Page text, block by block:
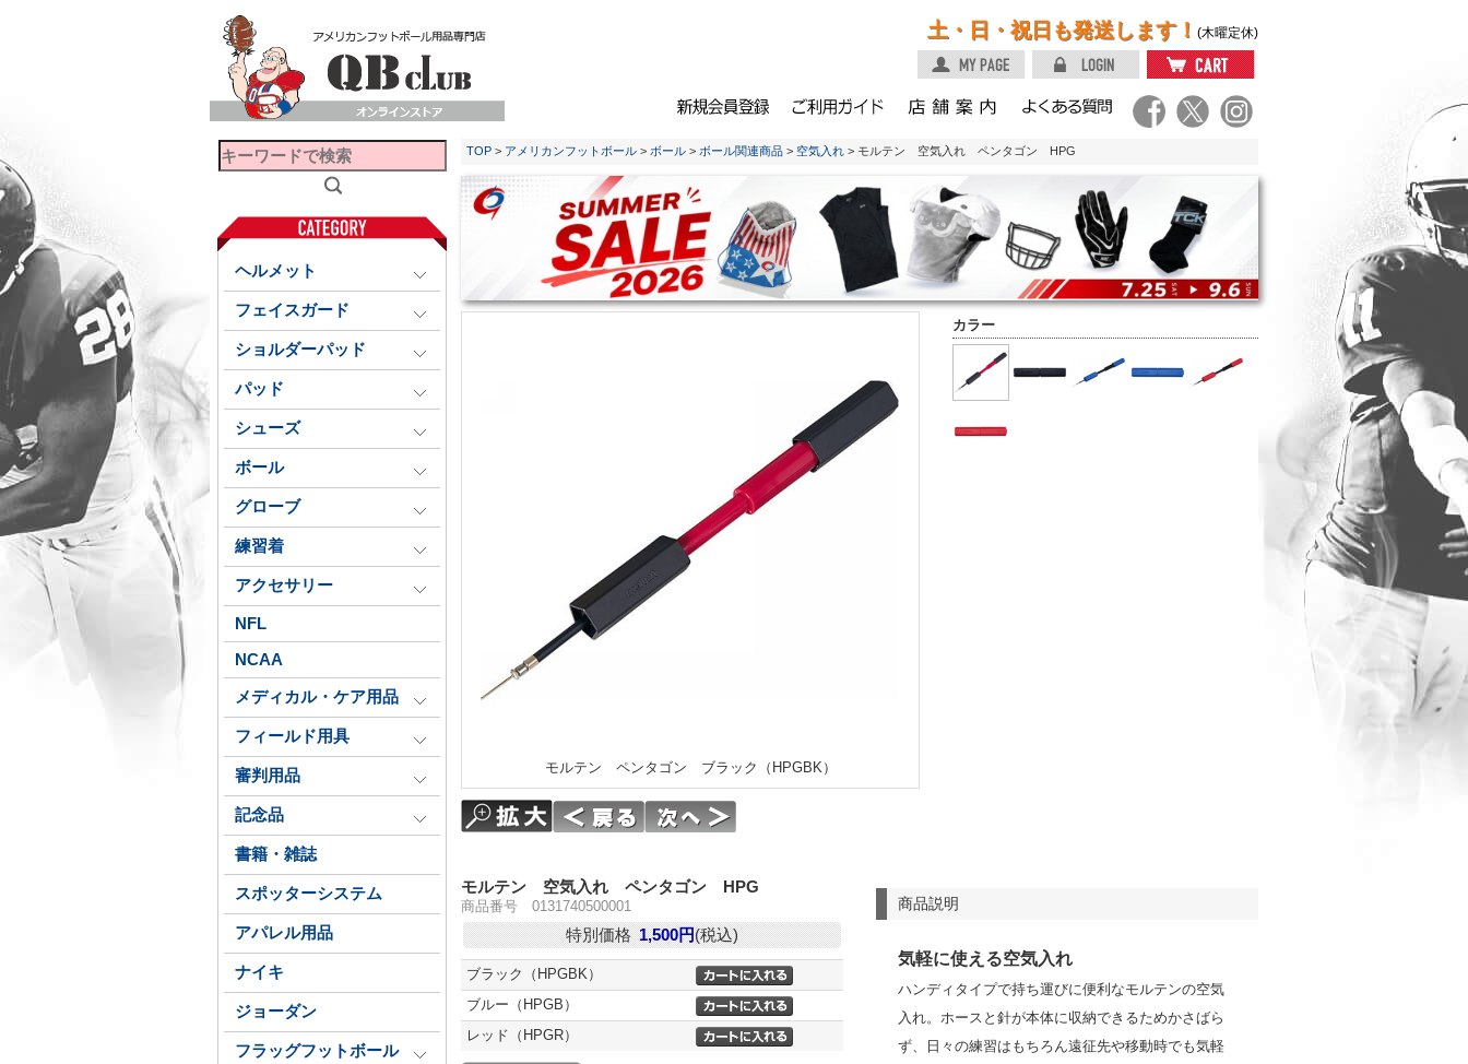
土・日・祝日も発送します！ (木曜定休)
ヘルメット
フェイスガード
ショルダーパッド
パッド
シューズ
ボール
グローブ
練習着
アクセサリー
NFL
NCAA
メディカル・ケア用品
フィールド用具
審判用品
記念品
書籍・雑誌
スポッターシステム
アパレル用品
ナイキ
ジョーダン
フラッグフットボール
TOP > アメリカンフットボール > ボール > ボール関連商品 > 空気入れ > モルテン 空気入れ ペンタゴン HPG
カラー
モルテン ペンタゴン ブラック（HPGBK）
商品説明
気軽に使える空気入れ
ハンディタイプで持ち運びに便利なモルテンの空気
入れ。ホースと針が本体に収納できるためかさばら
ず、日々の練習はもちろん遠征先や移動時でも気軽
モルテン 空気入れ ペンタゴン HPG
商品番号 0131740500001
特別価格 1,500円(税込)
ブラック（HPGBK）
ブルー（HPGB）
レッド（HPGR）